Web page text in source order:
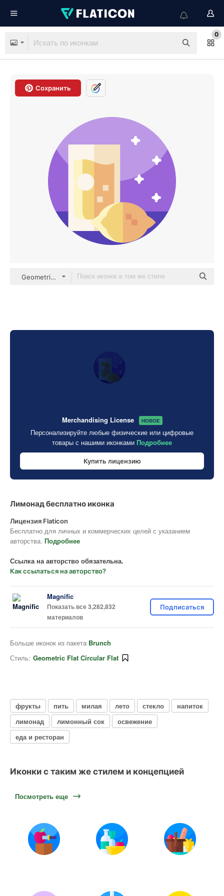
0
Сохранить
Geometric Flat Circular Flat
Merchandising License НОВОЕ
Персонализируйте любые физические или цифровые
товары с нашими иконками Подробнее
Купить лицензию
Лимонад бесплатно иконка
Лицензия Flaticon
Бесплатно для личных и коммерческих целей с указанием
авторства. Подробнее
Ссылка на авторство обязательна.
Как ссылаться на авторство?
Magnific
Показать все 3,282,832
материалов
Подписаться
Больше иконок из пакета Brunch
Стиль: Geometric Flat Circular Flat
фрукты пить милая лето стекло
напиток
лимонад
лимонный сок
освежение
еда и ресторан
Иконки с таким же стилем и концепцией
Посмотреть еще